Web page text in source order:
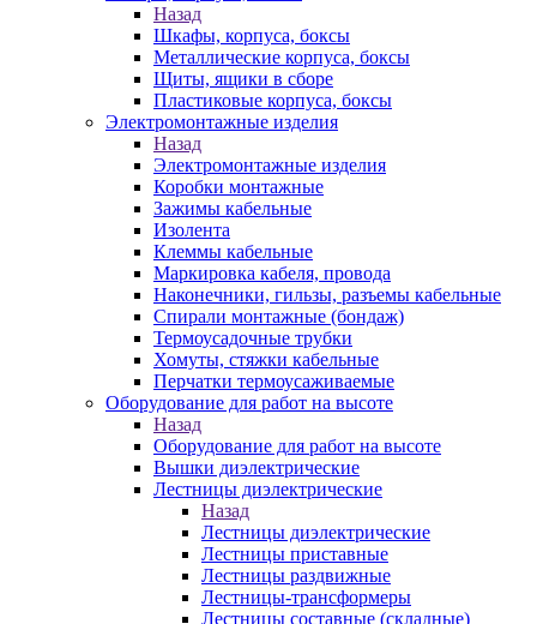
Назад
Шкафы, корпуса, боксы
Металлические корпуса, боксы
Щиты, ящики в сборе
Пластиковые корпуса, боксы
Электромонтажные изделия
Назад
Электромонтажные изделия
Коробки монтажные
Зажимы кабельные
Изолента
Клеммы кабельные
Маркировка кабеля, провода
Наконечники, гильзы, разъемы кабельные
Спирали монтажные (бондаж)
Термоусадочные трубки
Хомуты, стяжки кабельные
Перчатки термоусаживаемые
Оборудование для работ на высоте
Назад
Оборудование для работ на высоте
Вышки диэлектрические
Лестницы диэлектрические
Назад
Лестницы диэлектрические
Лестницы приставные
Лестницы раздвижные
Лестницы-трансформеры
Лестницы составные (складные)